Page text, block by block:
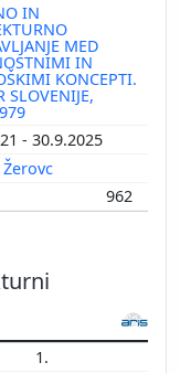
IN
MED
IN
KONCEPTI.
SLOVENIJE,
- 30.9.2025
962
1.